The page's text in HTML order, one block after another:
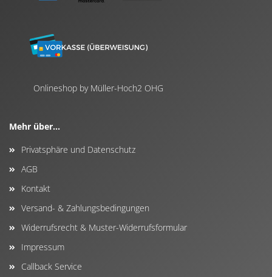
Onlineshop by Müller-Hoch2 OHG
Mehr über...
Privatsphäre und Datenschutz
AGB
Kontakt
Versand- & Zahlungsbedingungen
Widerrufsrecht & Muster-Widerrufsformular
Impressum
Callback Service